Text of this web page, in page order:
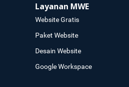
Layanan MWE
Website Gratis
Paket Website
Desain Website
Google Workspace